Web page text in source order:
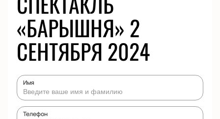
«БАРЫШНЯ» 2
СЕНТЯБРЯ 2024
Имя
Телефон